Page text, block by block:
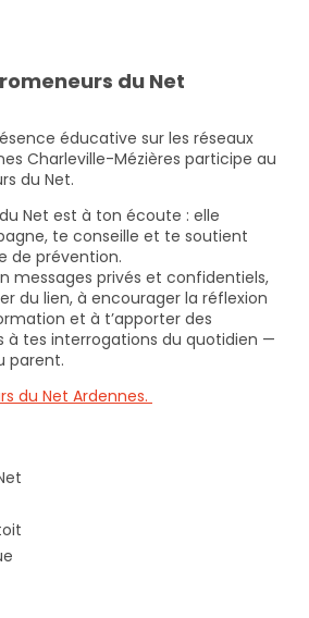
du Net
éducative sur les réseaux
Charleville-Mézières participe au
du Net.
Net est à ton écoute : elle
te conseille et te soutient
de prévention.
messages privés et confidentiels,
du lien, à encourager la réflexion
et à t’apporter des
à tes interrogations du quotidien —
parent.
du Net Ardennes.